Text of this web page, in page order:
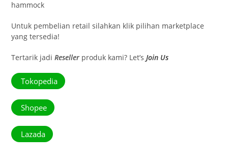
hammock
Untuk pembelian retail silahkan klik pilihan marketplace
yang tersedia!
Tertarik jadiReseller produk kami? Let’sJoin Us
Tokopedia
Shopee
Lazada